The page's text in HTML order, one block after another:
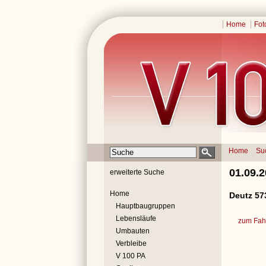
Home
Home
erweiterte Suche
Home
Hauptbaugruppen
Lebensläufe
Umbauten
Verbleibe
V 100 PA
Deutz
zum